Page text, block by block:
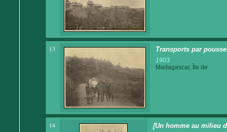
13 Transports par
1903
Madagascar, Île de
14 [Un homme au milieu